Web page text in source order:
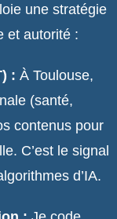
une stratégie
et autorité :
: À Toulouse,
(santé,
contenus pour
C’est le signal
d’IA.